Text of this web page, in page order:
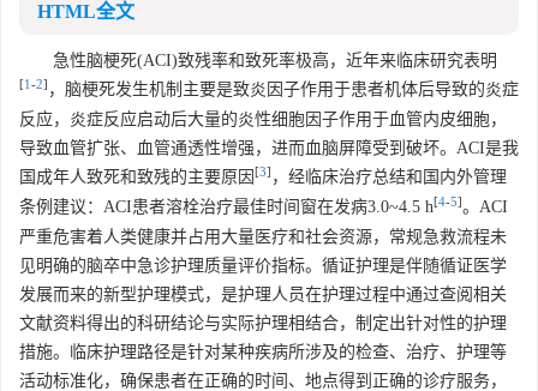
HTML全文
急性脑梗死(ACI)致残率和致死率极高，近年来临床研究表明
[1 -2] ，脑梗死发生机制主要是致炎因子作用于患者机体后导致的炎症
反应，炎症反应启动后大量的炎性细胞因子作用于血管内皮细胞，
导致血管扩张、血管通透性增强，进而血脑屏障受到破坏。ACI是我
国成年人致死和致残的主要原因 [3] ，经临床治疗总结和国内外管理
条例建议：ACI患者溶栓治疗最佳时间窗在发病3.0~4.5 h[4-5]。ACI
严重危害着人类健康并占用大量医疗和社会资源，常规急救流程未
见明确的脑卒中急诊护理质量评价指标。循证护理是伴随循证医学
发展而来的新型护理模式，是护理人员在护理过程中通过查阅相关
文献资料得出的科研结论与实际护理相结合，制定出针对性的护理
措施。临床护理路径是针对某种疾病所涉及的检查、治疗、护理等
活动标准化，确保患者在正确的时间、地点得到正确的诊疗服务，